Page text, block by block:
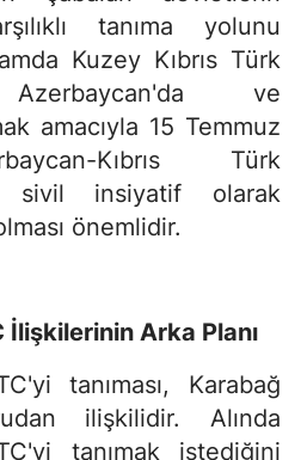
tanıma yolunu
Kuzey Kıbrıs Türk
Azerbaycan'da ve
amacıyla 15 Temmuz
Kıbrıs Türk
sivil insiyatif olarak
önemlidir.
Arka Planı
tanıması, Karabağ
ilişkilidir. Alında
tanımak istediğini